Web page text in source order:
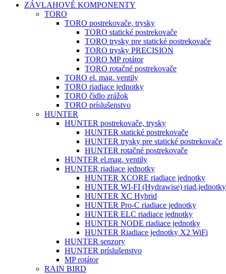
ZÁVLAHOVÉ KOMPONENTY
TORO
TORO postrekovače, trysky
TORO statické postrekovače
TORO trysky pre statické postrekovače
TORO trysky PRECISION
TORO MP rotátor
TORO rotačné postrekovače
TORO el. mag. ventily
TORO riadiace jednotky
TORO čidlo zrážok
TORO príslušenstvo
HUNTER
HUNTER postrekovače, trysky
HUNTER statické postrekovače
HUNTER trysky pre statické postrekovače
HUNTER rotačné postrekovače
HUNTER el.mag. ventily
HUNTER riadiace jednotky
HUNTER XCORE riadiace jednotky
HUNTER WI-FI (Hydrawise) riad.jednotky
HUNTER XC Hybrid
HUNTER Pro-C riadiace jednotky
HUNTER ELC riadiace jednotky
HUNTER NODE riadiace jednotky
HUNTER Riadiace jednotky X2 WiFi
HUNTER senzory
HUNTER príslušenstvo
MP rotátor
RAIN BIRD